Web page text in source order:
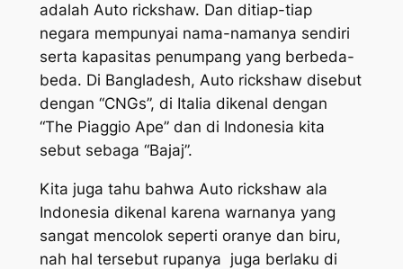
adalah Auto rickshaw. Dan ditiap-tiap
negara mempunyai nama-namanya sendiri
serta kapasitas penumpang yang berbeda-
beda. Di Bangladesh, Auto rickshaw disebut
dengan “CNGs”, di Italia dikenal dengan
“The Piaggio Ape” dan di Indonesia kita
sebut sebaga “Bajaj”.
Kita juga tahu bahwa Auto rickshaw ala
Indonesia dikenal karena warnanya yang
sangat mencolok seperti oranye dan biru,
nah hal tersebut rupanya juga berlaku di